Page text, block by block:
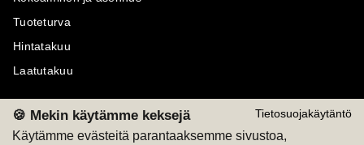
Tietosuojakäytäntö
🍪 Mekin käytämme keksejä
Käytämme evästeitä parantaaksemme sivustoa,
Tuoteturva
Hintatakuu
Laatutakuu